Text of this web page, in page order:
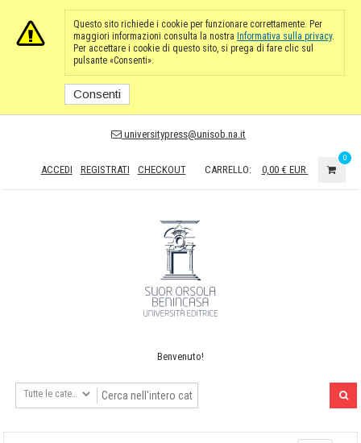
Questo sito richiede i cookie per funzionare correttamente. Per
maggiori informazioni consulta la nostra Informativa sulla privacy.
Per accettare i cookie di questo sito, si prega di fare clic sul
pulsante «Consenti».
Consenti
universitypress@unisob.na.it
ACCEDI REGISTRATI CHECKOUT CARRELLO: 0,00 € EUR
0
Benvenuto!